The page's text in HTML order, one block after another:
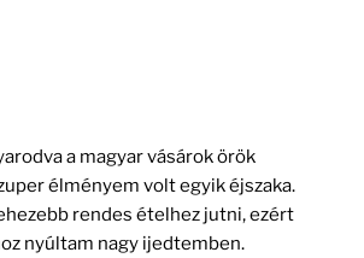
a magyar vásárok örök
élményem volt egyik éjszaka.
rendes ételhez jutni, ezért
nyúltam nagy ijedtemben.